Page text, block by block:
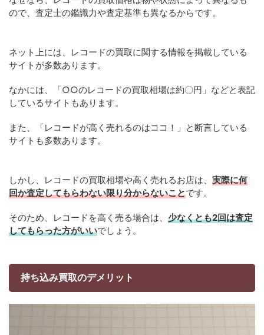
ので、査定士の鑑識力や査定基準も異なるからです。
ネット上には、レコードの買取に関する情報を掲載している
サイトが多数あります。
なかには、「○○のレコードの買取相場は約〇円」などと表記
しているサイトもあります。
また、「レコードが高く売れるのはココ！」と断言している
サイトも多数あります。
しかし、レコードの買取相場や高く売れるお店は、 実際に何
回か査定してもらわない限り分からないことです。
そのため、レコードを高く売る場合は、 少なくとも2回は査定
してもらった方がいいでしょう。
持ち込み買取のデメリット